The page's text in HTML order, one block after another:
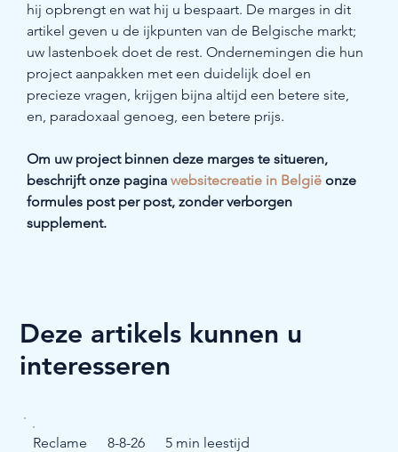
hij opbrengt en wat hij u bespaart. De marges in dit
artikel geven u de ijkpunten van de Belgische markt;
uw lastenboek doet de rest. Ondernemingen die hun
project aanpakken met een duidelijk doel en
precieze vragen, krijgen bijna altijd een betere site,
en, paradoxaal genoeg, een betere prijs.
Om uw project binnen deze marges te situeren,
beschrijft onze pagina websitecreatie in België onze
formules post per post, zonder verborgen
supplement.
Reclame 8-8-26 5 min leestijd
Deze artikels kunnen u
interesseren